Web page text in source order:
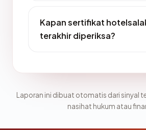
Kapan sertifikat
terakhir diperiksa?
Laporan ini dibuat otomatis dari sinyal
nasihat hukum atau